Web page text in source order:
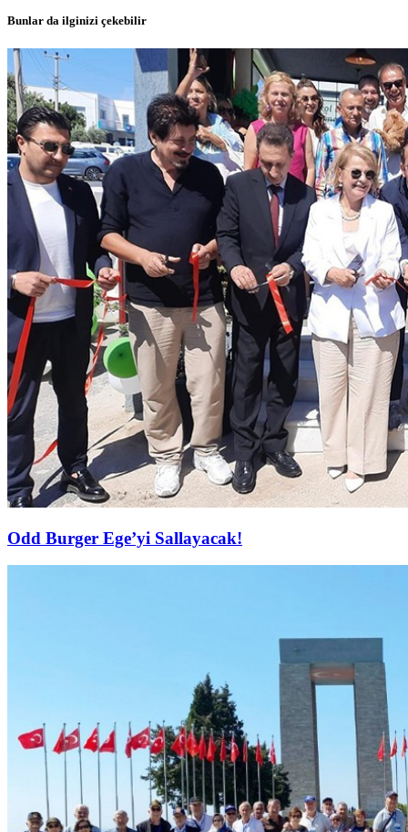
Bunlar da ilginizi çekebilir
Odd Burger Ege’yi Sallayacak!